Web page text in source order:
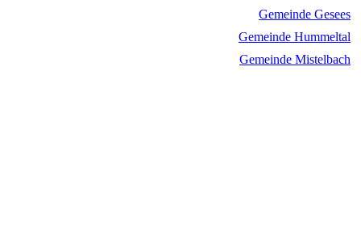
Gemeinde Gesees
Gemeinde Hummeltal
Gemeinde Mistelbach